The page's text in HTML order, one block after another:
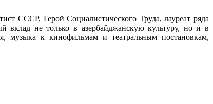
СССР, Герой Социалистического Труда, лауреат ряда
не только в азербайджанскую культуру, но и в
музыка к кинофильмам и театральным постановкам,